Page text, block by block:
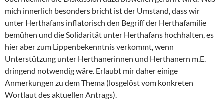
mich innerlich besonders bricht ist der Umstand, dass wir
unter Herthafans inflatorisch den Begriff der Herthafamilie
bemühen und die Solidarität unter Herthafans hochhalten, es
hier aber zum Lippenbekenntnis verkommt, wenn
Unterstützung unter Herthanerinnen und Herthanern m.E.
dringend notwendig wäre. Erlaubt mir daher einige
Anmerkungen zu dem Thema (losgelöst vom konkreten
Wortlaut des aktuellen Antrags).